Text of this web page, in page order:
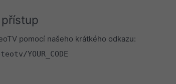
pomocí našeho krátkého odkazu:
YOUR_CODE